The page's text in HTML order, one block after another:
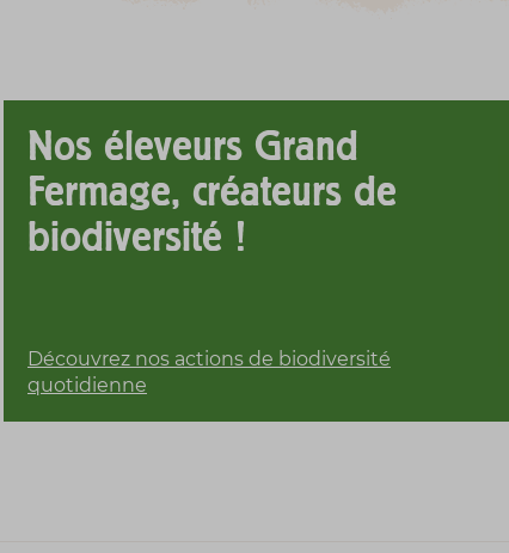
Nos éleveurs Grand
Fermage, créateurs de
biodiversité !
Découvrez nos actions de biodiversité
quotidienne